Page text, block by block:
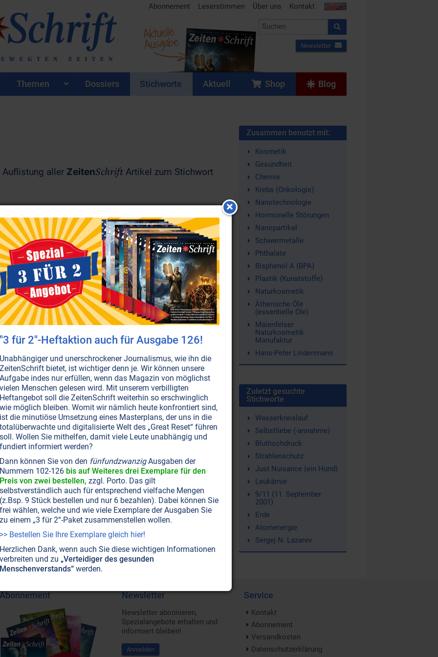
Abonnement Leserstimmen Über uns Kontakt
Newsletter
Aktuelle
Ausgabe
Themen Dossiers Stichworte Aktuell Shop Blog
Auflistung aller ZeitenSchrift Artikel zum Stichwort
NR. 84, S.15 GESUNDHEIT
Gift in der Gesichtscreme!
wir jugendlich und schön aussehen und das lassen wir
kosten. Rund 108 Milliarden US-Dollar betrug das
Marktvolumen für Hautpflegeprodukte im Jahr 2014.
Schein jedoch beträchtlich trübt, ist die Tatsache,
Körperpflege- und Kosmetik-produkte
schädliche Substanzen enthalten. Weiterlesen...
NR. 84, S.19 GESUNDHEIT
Naturkosmetik: Aus Liebe zu den
derMaienfelser Naturkosmetik Manufaktursind
und reine Wohltat für unseren Körper. Der deutsche
verzichtet auf die Verwendung von künstlichen
und verarbeitet nur beste Qualität!Weiterlesen...
NR. 40, S.19 GESUNDHEIT
Shampoo krank macht
Mogelpackungen: Herkömmliche Körperpflege-
krankheitserregende Stoffe, die sich
kein Mensch freiwillig auf die Haut schmieren
Zusammen benutzt mit:
Kosmetik
Gesundheit
Chemie
Krebs (Onkologie)
Nanotechnologie
Hormonelle Störungen
Nanopartikel
Schwermetalle
Phthalate
Bisphenol A (BPA)
Plastik (Kunststoffe)
Naturkosmetik
Ätherische Öle
(essentielle Öle)
Maienfelser
Naturkosmetik
Manufaktur
Hans-Peter Lindenmann
Zuletzt gesuchte
Stichworte
Wasserkreislauf
Selbstliebe (-annahme)
Bluthochdruck
Strahlenschutz
Just Nuisance (ein Hund)
Leukämie
9/11 (11. September
2001)
Erde
Atomenergie
Sergej N. Lazarev
Abonnement Newsletter
Newsletter abonnieren,
Spezialangebote erhalten und
informiert bleiben!
Anmelden
Service
Kontakt
Abonnement
Versandkosten
Datenschutzerklärung
"3 für 2"-Heftaktion auch für Ausgabe 126!
Unabhängiger und unerschrockener Journalismus, wie ihn die
ZeitenSchrift bietet, ist wichtiger denn je. Wir können unsere
Aufgabe indes nur erfüllen, wenn das Magazin von möglichst
vielen Menschen gelesen wird. Mit unserem verbilligten
Heftangebot soll die ZeitenSchrift weiterhin so erschwinglich
wie möglich bleiben. Womit wir nämlich heute konfrontiert sind,
ist die minutiöse Umsetzung eines Masterplans, der uns in die
totalüberwachte und digitalisierte Welt des „Great Reset“ führen
soll. Wollen Sie mithelfen, damit viele Leute unabhängig und
fundiert informiert werden?
Dann können Sie von den fünfundzwanzigAusgaben der
Nummern 102-126 bis auf Weiteres drei Exemplare für den
Preis von zwei bestellen, zzgl. Porto. Das gilt
selbstverständlich auch für entsprechend vielfache Mengen
(z.Bsp. 9 Stück bestellen und nur 6 bezahlen). Dabei können Sie
frei wählen, welche und wie viele Exemplare der Ausgaben Sie
zu einem „3 für 2“-Paket zusammenstellen wollen.
>> Bestellen Sie Ihre Exemplare gleich hier!
Herzlichen Dank, wenn auch Sie diese wichtigen Informationen
verbreiten und zu „Verteidiger des gesunden
Menschenverstands“werden.